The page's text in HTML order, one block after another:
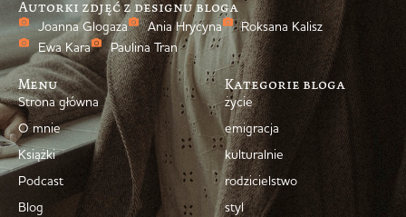
Autorki zdjęć z designu bloga
Joanna Glogaza Ania Hrycyna
Roksana Kalisz
Ewa Kara
Paulina Tran
Menu
Strona główna
O mnie
Książki
Podcast
Blog
Kategorie bloga
życie
emigracja
kulturalnie
rodzicielstwo
styl